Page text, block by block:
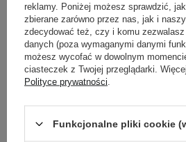
DODAJ DO KOSZYKA
reklamy. Poniżej możesz sprawdzić,
zbierane zarówno przez nas, jak i
zdecydować też, czy i komu
danych (poza wymaganymi danymi
możesz wycofać w dowolnym
ciasteczek z Twojej przeglądarki.
Polityce prywatności
Funkcjonalne pliki cookie